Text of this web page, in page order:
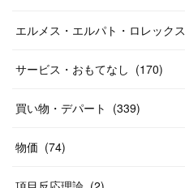
(26
(14
(46
(20
(31
58)
10
(20
エルメス・エルパト・ロレックス
サービス・おもてなし (170)
買い物・デパート (339)
物価 (74)